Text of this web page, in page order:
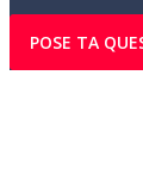
POSE TA